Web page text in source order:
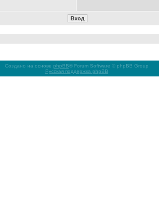
Создано на основе phpBB® Forum Software © phpBB Group
Русская поддержка phpBB